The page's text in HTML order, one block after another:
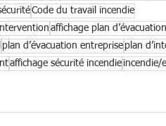
Code du travail incendie
affichage plan
plan d’évacuation entreprise plan
affichage sécurité incendie incendie/